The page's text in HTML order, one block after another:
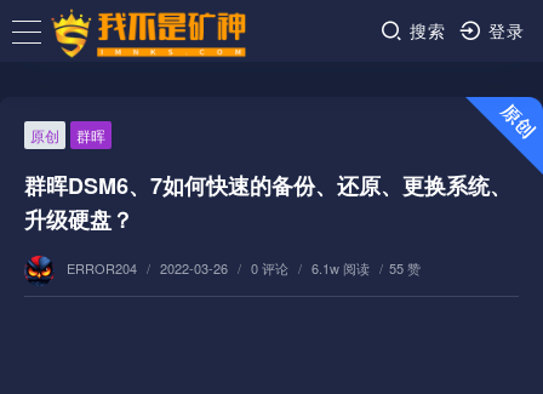
搜索 登录
原创 群晖
群晖DSM6、7如何快速的备份、还原、更换系统、
升级硬盘？
ERROR204 / 2022-03-26 / 0 评论 / 6.1w 阅读 / 55 赞